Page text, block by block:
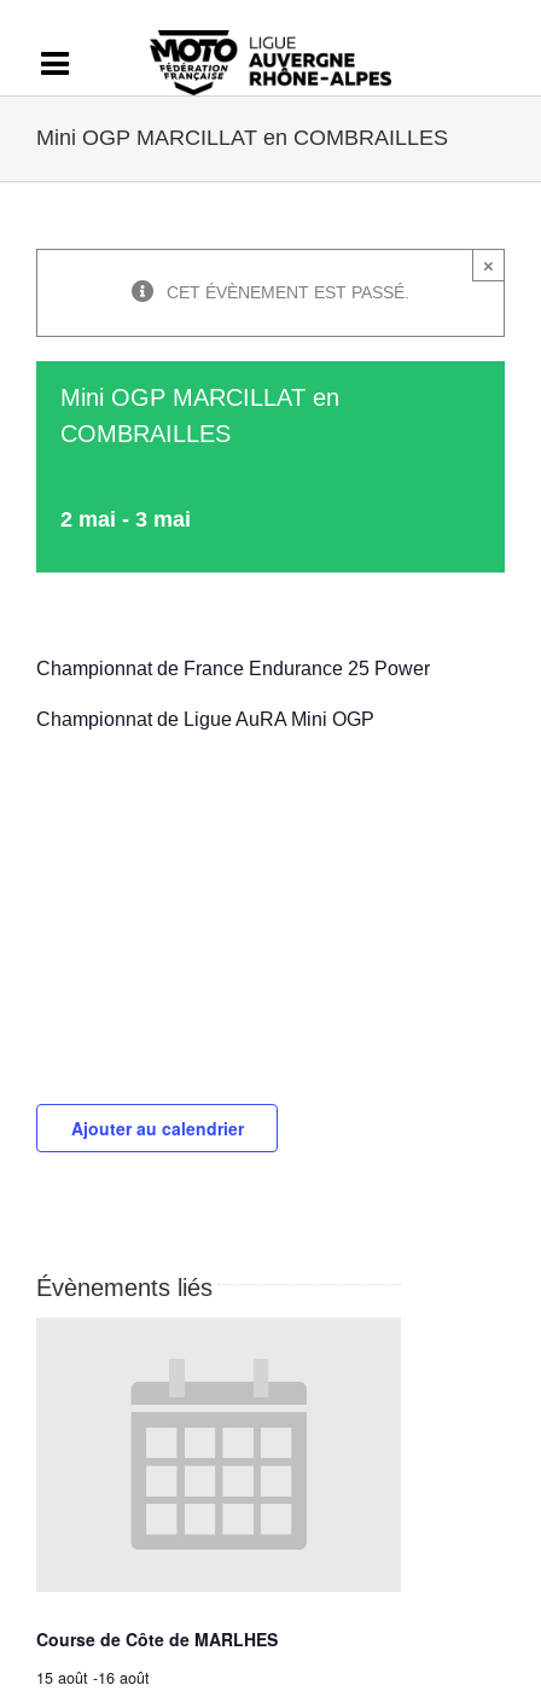
contenu
Mini OGP MARCILLAT en COMBRAILLES
×
CET ÉVÈNEMENT EST PASSÉ.
Mini OGP MARCILLAT en
COMBRAILLES
2 mai - 3 mai
Championnat de France Endurance 25 Power
Championnat de Ligue AuRA Mini OGP
Ajouter au calendrier
Évènements liés
Course de Côte de MARLHES
15 août -16 août